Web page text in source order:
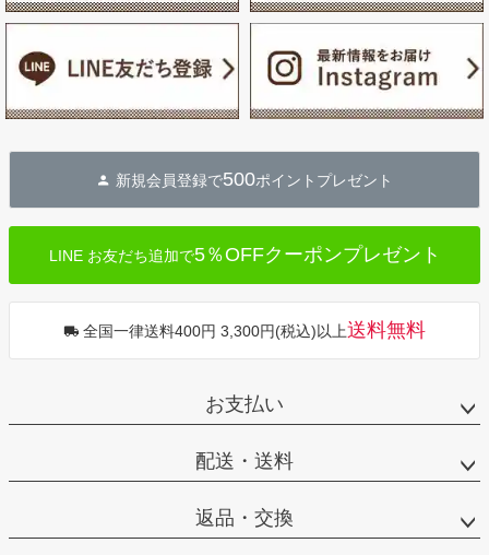
新規会員登録で500ポイントプレゼント
LINE お友だち追加で5％OFFクーポンプレゼント
全国一律送料400円 3,300円(税込)以上送料無料
お支払い
配送・送料
返品・交換